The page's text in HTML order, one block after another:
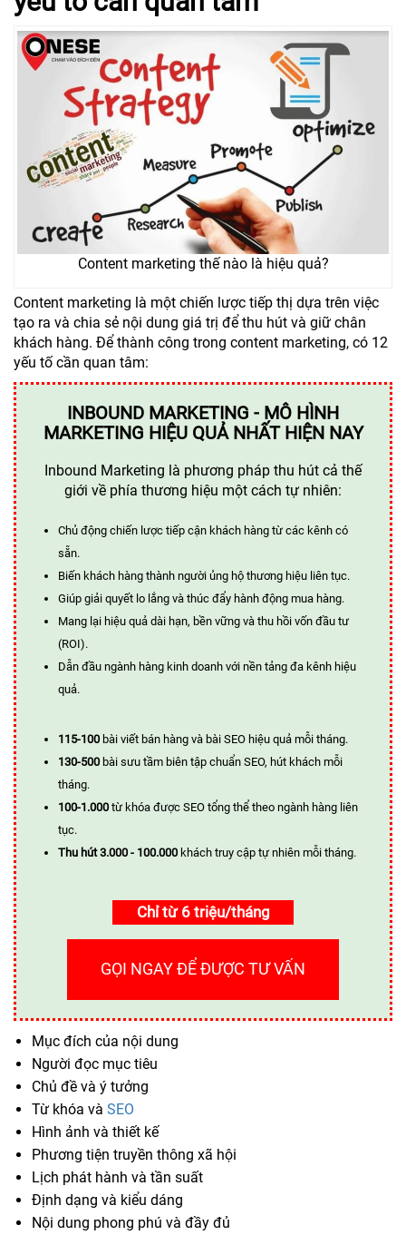
Content marketing thế nào là hiệu quả?
Content marketing là một chiến lược tiếp thị dựa trên việc
tạo ra và chia sẻ nội dung giá trị để thu hút và giữ chân
khách hàng. Để thành công trong content marketing, có 12
yếu tố cần quan tâm:
INBOUND MARKETING - MÔ HÌNH
MARKETING HIỆU QUẢ NHẤT HIỆN NAY
Inbound Marketing là phương pháp thu hút cả thế
giới về phía thương hiệu một cách tự nhiên:
Chủ động chiến lược tiếp cận khách hàng từ các kênh có
sẵn.
Biến khách hàng thành người ủng hộ thương hiệu liên tục.
Giúp giải quyết lo lắng và thúc đẩy hành động mua hàng.
Mang lại hiệu quả dài hạn, bền vững và thu hồi vốn đầu tư
(ROI).
Dẫn đầu ngành hàng kinh doanh với nền tảng đa kênh hiệu
quả.
115-100 bài viết bán hàng và bài SEO hiệu quả mỗi tháng.
130-500 bài sưu tầm biên tập chuẩn SEO, hút khách mỗi
tháng.
100-1.000 từ khóa được SEO tổng thể theo ngành hàng liên
tục.
Thu hút 3.000 - 100.000 khách truy cập tự nhiên mỗi tháng.
Chỉ từ 6 triệu/tháng
GỌI NGAY ĐỂ ĐƯỢC TƯ VẤN
Mục đích của nội dung
Người đọc mục tiêu
Chủ đề và ý tưởng
Từ khóa và SEO
Hình ảnh và thiết kế
Phương tiện truyền thông xã hội
Lịch phát hành và tần suất
Định dạng và kiểu dáng
Nội dung phong phú và đầy đủ